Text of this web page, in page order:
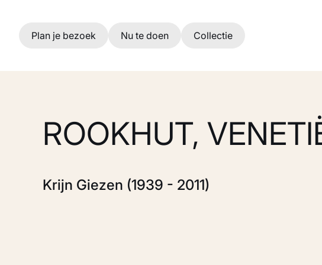
Ga naar hoofdinhoud
Plan je bezoek Nu te doen Collectie
ROOKHUT,
Krijn Giezen (1939 - 2011)